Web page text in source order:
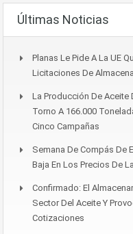
Últimas Noticias
Planas Le Pide A La UE
Licitaciones De
La Producción De Aceite
Torno A 166.000
Cinco Campañas
Semana De Compás De
Baja En Los Precios De
Confirmado: El
Sector Del Aceite Y
Cotizaciones